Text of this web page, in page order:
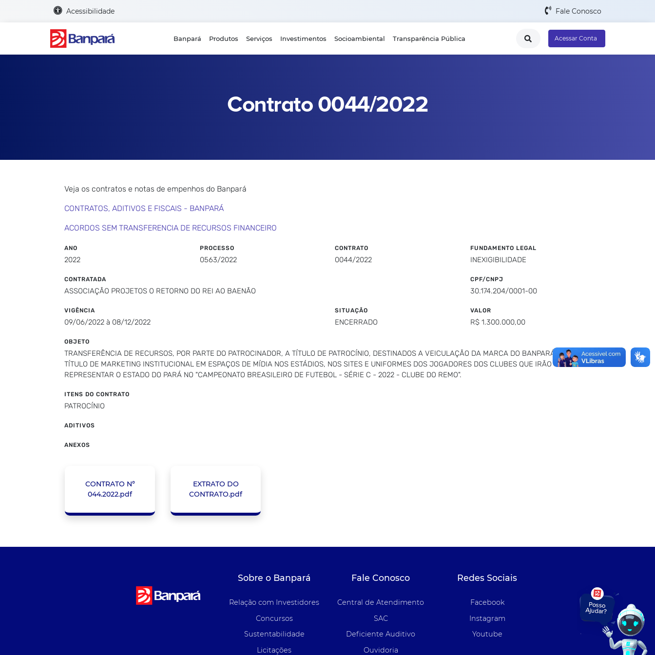
Acessibilidade Fale Conosco
Banpará Produtos Serviços Investimentos Socioambiental Transparência Pública Acessar Conta
Contrato 0044/2022
Veja os contratos e notas de empenhos do Banpará
CONTRATOS, ADITIVOS E FISCAIS - BANPARÁ
ACORDOS SEM TRANSFERENCIA DE RECURSOS FINANCEIRO
ANO
2022
PROCESSO
0563/2022
CONTRATO
0044/2022
FUNDAMENTO LEGAL
INEXIGIBILIDADE
CONTRATADA
ASSOCIAÇÃO PROJETOS O RETORNO DO REI AO BAENÃO
CPF/CNPJ
30.174.204/0001-00
VIGÊNCIA
09/06/2022 à 08/12/2022
SITUAÇÃO
ENCERRADO
VALOR
R$ 1.300.000,00
OBJETO
TRANSFERÊNCIA DE RECURSOS, POR PARTE DO PATROCINADOR, A TÍTULO DE PATROCÍNIO, DESTINADOS A VEICULAÇÃO DA MARCA DO BANPARÁ, SOB
TÍTULO DE MARKETING INSTITUCIONAL EM ESPAÇOS DE MÍDIA NOS ESTÁDIOS, NOS SITES E UNIFORMES DOS JOGADORES DOS CLUBES QUE IRÃO
REPRESENTAR O ESTADO DO PARÁ NO "CAMPEONATO BREASILEIRO DE FUTEBOL - SÉRIE C - 2022 - CLUBE DO REMO".
ITENS DO CONTRATO
PATROCÍNIO
ADITIVOS
ANEXOS
CONTRATO Nº
044.2022.pdf
EXTRATO DO
CONTRATO.pdf
Sobre o Banpará
Relação com Investidores
Concursos
Sustentabilidade
Licitações
Fale Conosco
Central de Atendimento
SAC
Deficiente Auditivo
Ouvidoria
Redes Sociais
Facebook
Instagram
Youtube